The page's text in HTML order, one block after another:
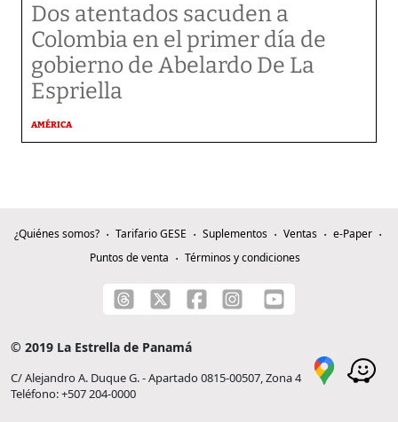
Dos atentados sacuden a
Colombia en el primer día de
gobierno de Abelardo De La
Espriella
AMÉRICA
¿Quiénes somos? Tarifario GESE Suplementos Ventas
e-Paper
Puntos de venta
Términos y condiciones
© 2019 La Estrella de Panamá
C/ Alejandro A. Duque G. - Apartado 0815-00507, Zona 4
Teléfono: +507 204-0000